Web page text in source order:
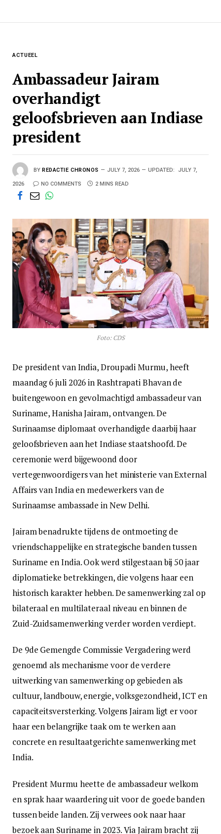
ACTUEEL
Ambassadeur Jairam
overhandigt
geloofsbrieven aan Indiase
president
BY REDACTIE CHRONOS JULY 7, 2026 UPDATED: JULY 7,
2026 NO COMMENTS 2 MINS READ
Foto: CDS
De president van India, Droupadi Murmu, heeft
maandag 6 juli 2026 in Rashtrapati Bhavan de
buitengewoon en gevolmachtigd ambassadeur van
Suriname, Hanisha Jairam, ontvangen. De
Surinaamse diplomaat overhandigde daarbij haar
geloofsbrieven aan het Indiase staatshoofd. De
ceremonie werd bijgewoond door
vertegenwoordigers van het ministerie van External
Affairs van India en medewerkers van de
Surinaamse ambassade in New Delhi.
Jairam benadrukte tijdens de ontmoeting de
vriendschappelijke en strategische banden tussen
Suriname en India. Ook werd stilgestaan bij 50 jaar
diplomatieke betrekkingen, die volgens haar een
historisch karakter hebben. De samenwerking zal op
bilateraal en multilateraal niveau en binnen de
Zuid-Zuidsamenwerking verder worden verdiept.
De 9de Gemengde Commissie Vergadering werd
genoemd als mechanisme voor de verdere
uitwerking van samenwerking op gebieden als
cultuur, landbouw, energie, volksgezondheid, ICT en
capaciteitsversterking. Volgens Jairam ligt er voor
haar een belangrijke taak om te werken aan
concrete en resultaatgerichte samenwerking met
India.
President Murmu heette de ambassadeur welkom
en sprak haar waardering uit voor de goede banden
tussen beide landen. Zij verwees ook naar haar
bezoek aan Suriname in 2023. Via Jairam bracht zij